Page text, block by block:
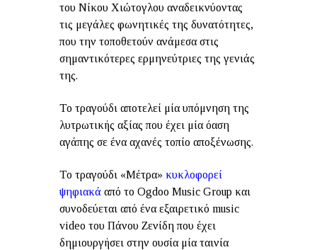
του Νίκου Χιώτογλου αναδεικνύοντας
τις μεγάλες φωνητικές της δυνατότητες,
που την τοποθετούν ανάμεσα στις
σημαντικότερες ερμηνεύτριες της γενιάς
της.
Το τραγούδι αποτελεί μία υπόμνηση της
λυτρωτικής αξίας που έχει μία όαση
αγάπης σε ένα αχανές τοπίο αποξένωσης.
Το τραγούδι «Μέτρα» κυκλοφορεί
ψηφιακά από το Ogdoo Music Group και
συνοδεύεται από ένα εξαιρετικό music
video του Πάνου Ζενίδη που έχει
δημιουργήσει στην ουσία μία ταινία